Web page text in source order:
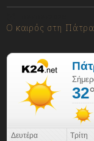
Ο καιρός στη Πάτρα